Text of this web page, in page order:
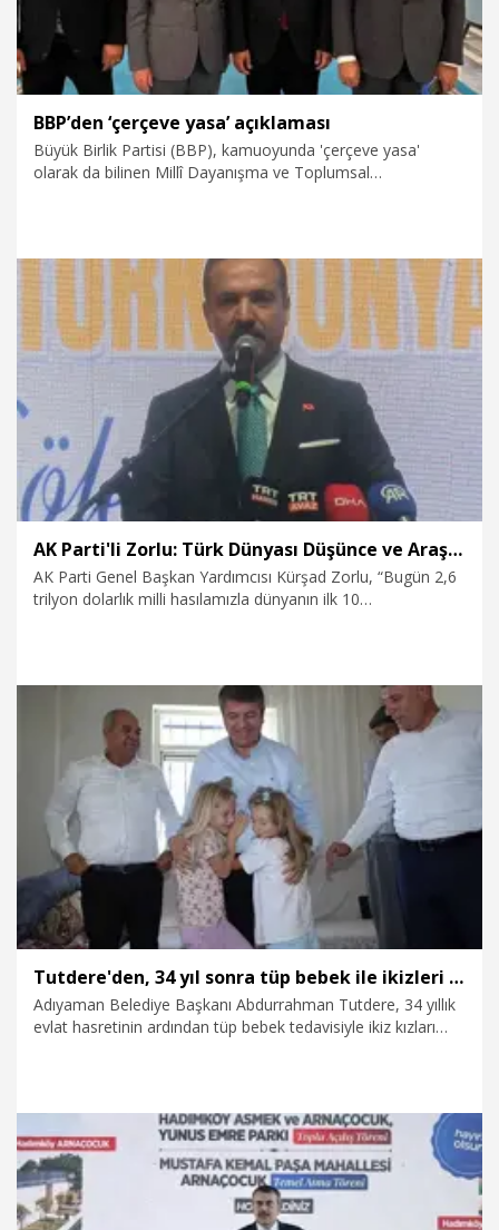
BBP’den ‘çerçeve yasa’ açıklaması
Büyük Birlik Partisi (BBP), kamuoyunda 'çerçeve yasa'
olarak da bilinen Millî Dayanışma ve Toplumsal
Komisyonu'na sunulduğunu bildirdi.
7.08.2026 Politika
AK Parti'li Zorlu: Türk Dünyası Düşünce ve Araştırma Merkezi’ni Keçiören’de kurma kararı aldık
AK Parti Genel Başkan Yardımcısı Kürşad Zorlu, “Bugün 2,6
trilyon dolarlık milli hasılamızla dünyanın ilk 10
Düşünce ve Araştırma Merkezi’ni Keçiören’de kurma kararı
aldık, hayırlı uğurlu olmasını diliyorum" dedi.
Politika
Tutdere'den, 34 yıl sonra tüp bebek ile ikizleri olan aileye ziyaret
Adıyaman Belediye Başkanı Abdurrahman Tutdere, 34 yıllık
evlat hasretinin ardından tüp bebek tedavisiyle ikiz kızları
7.08.2026